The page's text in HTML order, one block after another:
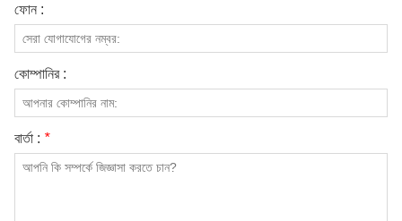
ফোন :
কোম্পানির :
বার্তা : *